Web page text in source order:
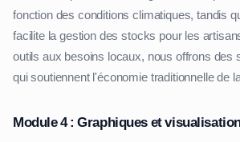
fonction des conditions climatiques, tandis
facilite la gestion des stocks pour les
outils aux besoins locaux, nous offrons des
qui soutiennent l'économie traditionnelle de
Module 4 : Graphiques et